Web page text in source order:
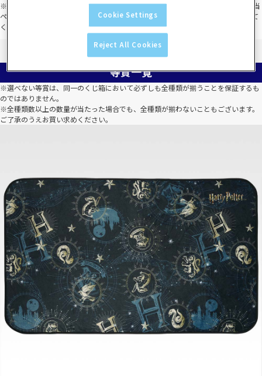
※各種SNSなどからアクセスした場合、PayPay決済がご利用いただけません。該当
ページのURLをコピーしてブラウザ（safari、chromeなど）で再度ページを開いて
ください。
等賞一覧
※選べない等賞は、同一のくじ箱において必ずしも全種類が揃うことを保証するも
のではありません。
※全種類数以上の数量が当たった場合でも、全種類が揃わないこともございます。
ご了承のうえお買い求めください。
Cookie Settings
Reject All Cookies